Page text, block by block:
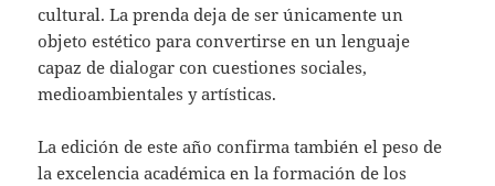
cultural. La prenda deja de ser únicamente un
objeto estético para convertirse en un lenguaje
capaz de dialogar con cuestiones sociales,
medioambientales y artísticas.
La edición de este año confirma también el peso de
la excelencia académica en la formación de los